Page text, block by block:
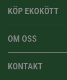
KÖP EKOKÖTT
OM OSS
KONTAKT